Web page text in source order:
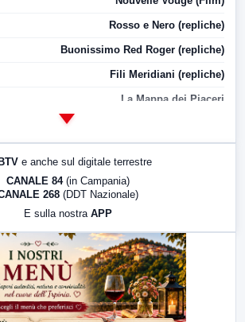
Rosso e Nero (repliche)
Buonissimo Red Roger (repliche)
Fili Meridiani (repliche)
La Mappa dei Piaceri
LabNews (replica)
LabNews (replica)
e anche sul digitale terrestre
CANALE 84 (in Campania)
268 (DDT Nazionale)
E sulla nostra APP